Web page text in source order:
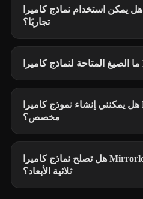
هل يمكن استخدام نماذج كاميرا Mirrorless ثلاثية الأبعاد
تجاريًا؟
هل يمكنني إنشاء نموذج كاميرا Mirrorless ثلاثي الأبعاد
مخصص؟
هل تصلح نماذج كاميرا Mirrorless للألعاب أو الطباعة
ثلاثية الأبعاد؟